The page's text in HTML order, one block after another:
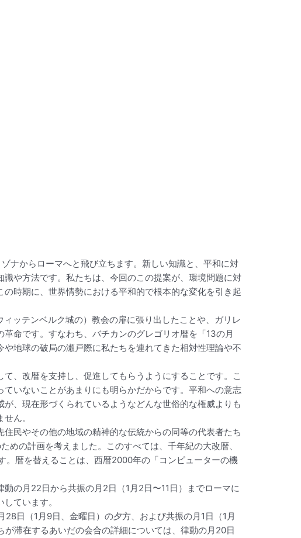
ナからローマへと飛び立ちます。新しい知識と、平和に対
や方法です。私たちは、今回のこの提案が、環境問題に対
時期に、世界情勢における平和的で根本的な変化を引き起
ッテンベルク城の）教会の扉に張り出したことや、ガリレ
命です。すなわち、バチカンのグレゴリオ暦を「13の月
地球の破局の瀬戸際に私たちを連れてきた相対性理論や不
、改暦を支持し、促進してもらうようにすることです。こ
いないことがあまりにも明らかだからです。平和への意志
、現在形づくられているようなどんな世俗的な権威よりも
ん。
民やその他の地域の精神的な伝統からの同等の代表者たち
の計画を考えました。このすべては、千年紀の大改暦、
暦を替えることは、西暦2000年の「コンピューターの機
の月22日から共振の月2日（1月2日〜11日）までローマに
ています。
日（1月9日、金曜日）の夕方、および共振の月1日（1月
滞在するあいだの会合の詳細については、律動の月20日